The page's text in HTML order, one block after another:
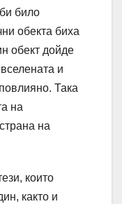
било
обекта биха
обект дойде
и
Така
на
на
които
както и